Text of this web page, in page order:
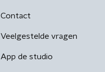
Contact
Veelgestelde vragen
App de studio